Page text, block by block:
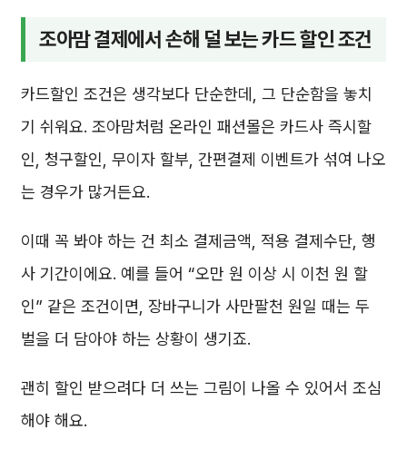
조아맘 결제에서 손해 덜 보는 카드 할인 조건
카드할인 조건은 생각보다 단순한데, 그 단순함을 놓치
기 쉬워요. 조아맘처럼 온라인 패션몰은 카드사 즉시할
인, 청구할인, 무이자 할부, 간편결제 이벤트가 섞여 나오
는 경우가 많거든요.
이때 꼭 봐야 하는 건 최소 결제금액, 적용 결제수단, 행
사 기간이에요. 예를 들어 “오만 원 이상 시 이천 원 할
인” 같은 조건이면, 장바구니가 사만팔천 원일 때는 두
벌을 더 담아야 하는 상황이 생기죠.
괜히 할인 받으려다 더 쓰는 그림이 나올 수 있어서 조심
해야 해요.